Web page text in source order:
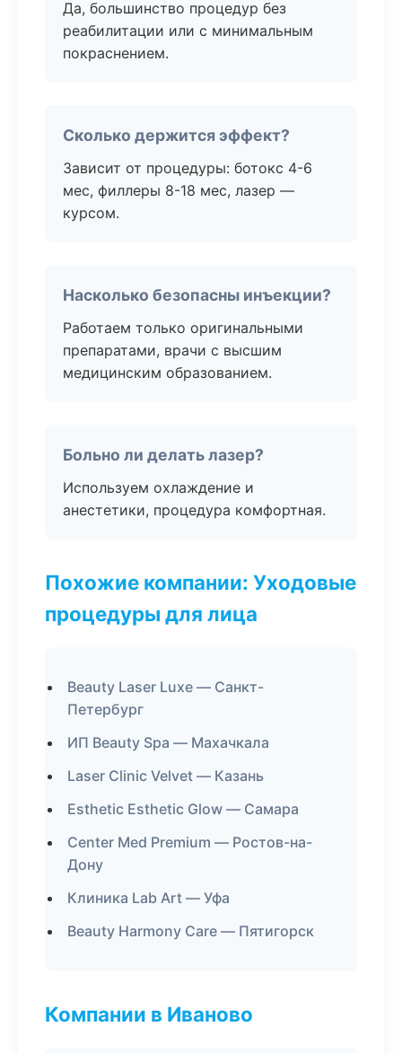
Да, большинство процедур без
реабилитации или с минимальным
покраснением.
Сколько держится эффект?
Зависит от процедуры: ботокс 4-6
мес, филлеры 8-18 мес, лазер —
курсом.
Насколько безопасны инъекции?
Работаем только оригинальными
препаратами, врачи с высшим
медицинским образованием.
Больно ли делать лазер?
Используем охлаждение и
анестетики, процедура комфортная.
Похожие компании: Уходовые
процедуры для лица
Beauty Laser Luxe — Санкт-
Петербург
ИП Beauty Spa — Махачкала
Laser Clinic Velvet — Казань
Esthetic Esthetic Glow — Самара
Center Med Premium — Ростов-на-
Дону
Клиника Lab Art — Уфа
Beauty Harmony Care — Пятигорск
Компании в Иваново